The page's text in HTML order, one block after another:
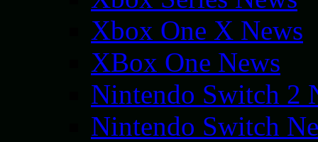
Xbox One X News
XBox One News
Nintendo Switch 2
Nintendo Switch